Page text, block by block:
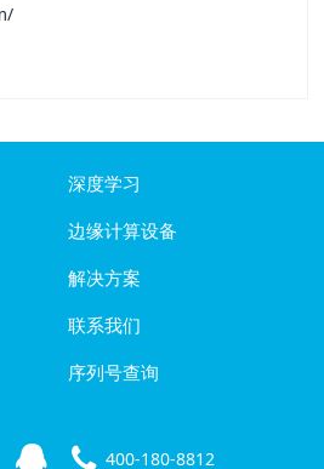
深度学习
边缘计算设备
解决方案
联系我们
序列号查询
400-180-8812